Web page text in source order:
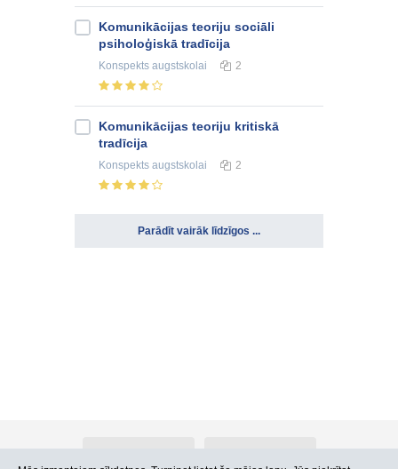
Komunikācijas teoriju sociāli
psiholoģiskā tradīcija
Konspekts augstskolai 2
Komunikācijas teoriju kritiskā
tradīcija
Konspekts augstskolai 2
Parādīt vairāk līdzīgos ...